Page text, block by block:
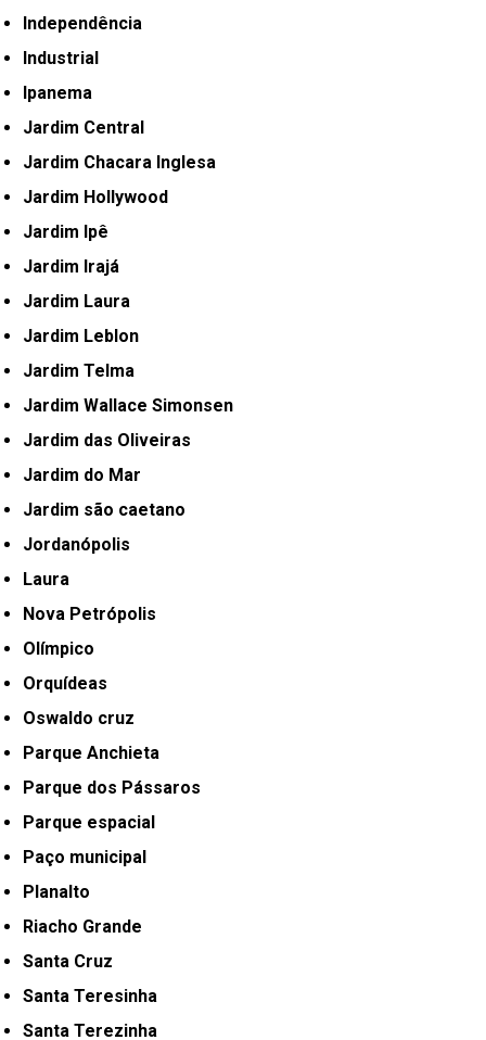
Independência
Industrial
Ipanema
Jardim Central
Jardim Chacara Inglesa
Jardim Hollywood
Jardim Ipê
Jardim Irajá
Jardim Laura
Jardim Leblon
Jardim Telma
Jardim Wallace Simonsen
Jardim das Oliveiras
Jardim do Mar
Jardim são caetano
Jordanópolis
Laura
Nova Petrópolis
Olímpico
Orquídeas
Oswaldo cruz
Parque Anchieta
Parque dos Pássaros
Parque espacial
Paço municipal
Planalto
Riacho Grande
Santa Cruz
Santa Teresinha
Santa Terezinha